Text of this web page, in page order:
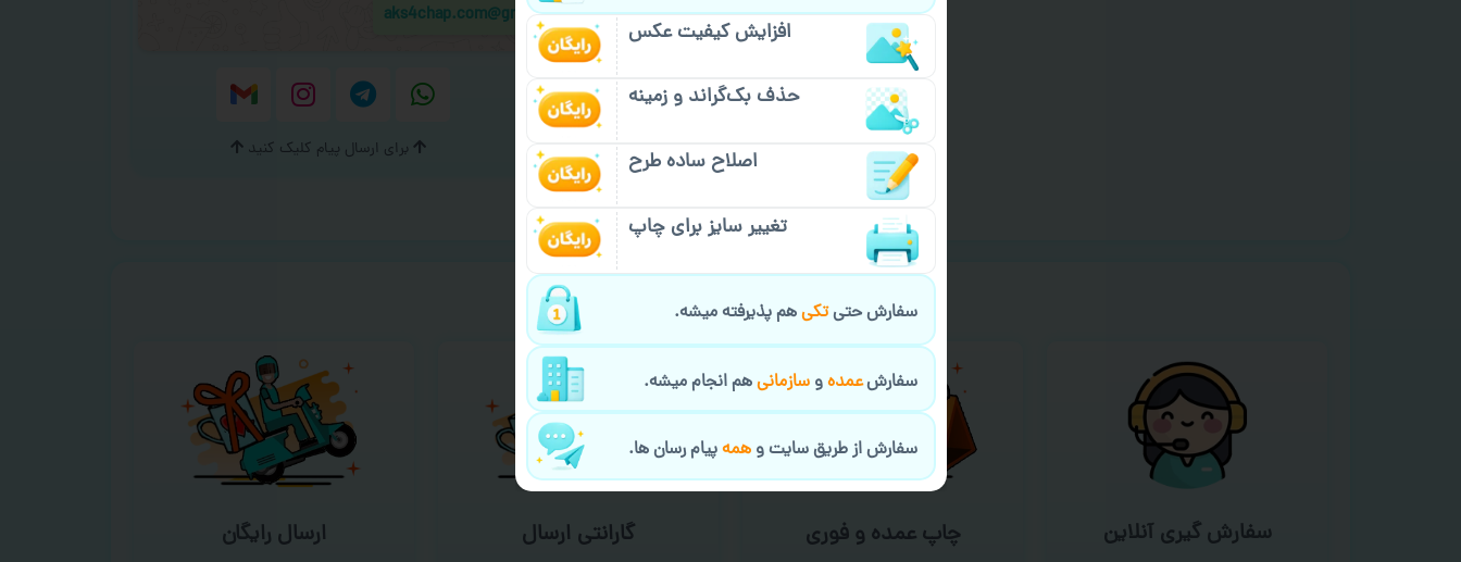
ایمیل جهت ثبت یا پیگیری سفارش:aks4chap.com@gmail.com
برای ارسال پیام کلیک کنید
خیالت راحت از سفارش گیری
سفارش گیری آنلاین چاپ عمده و فوری گارانتی ارسال ارسال رایگان
افزایش کیفیت عکس
حذف بک‌گراند و زمینه
اصلاح ساده طرح
تغییر سایز برای چاپ
سفارش حتیتکیهم پذیرفته میشه.
سفارشعمدهوسازمانیهم انجام میشه.
سفارش از طریق سایت وهمهپیام رسان ها.